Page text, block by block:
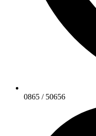
0865 / 50656